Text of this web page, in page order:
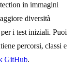
in immagini
diversità
i test iniziali. Puoi
percorsi, classi e
GitHub.